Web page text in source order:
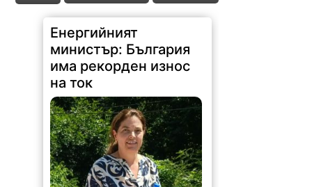
Енергийният
министър: България
има рекорден износ
на ток